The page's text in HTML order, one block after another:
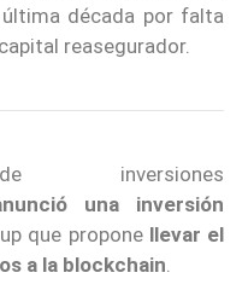
década por falta
reasegurador.
una inversión
que propone llevar el
a la blockchain.